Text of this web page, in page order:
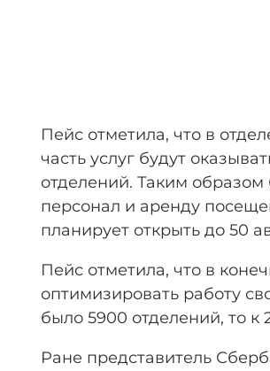
Пейс отметила, что в
часть услуг будут
отделений. Таким
персонал и аренду
планирует открыть до 50
Пейс отметила, что в
оптимизировать работу
было 5900 отделений, то к
Ране представитель